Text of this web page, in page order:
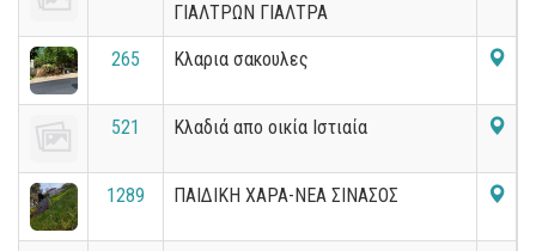
ΓΙΑΛΤΡΩΝ ΓΙΑΛΤΡΑ
265 Κλαρια σακουλες
521 Κλαδιά απο οικία Ιστιαία
1289 ΠΑΙΔΙΚΗ ΧΑΡΑ-ΝΕΑ ΣΙΝΑΣΟΣ